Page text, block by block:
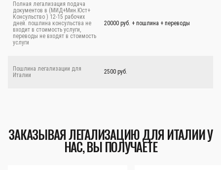
Полная легализация подача
документов в (МИД+Мин.Юст+
Консульство ) 12-15 рабочих
дней. пошлина консульства не
входит в стоимость услуги,
переводы не входят в стоимость
услуги
20000 руб. + пошлина + переводы
Пошлина легализации для
Италии
2500 руб.
ЗАКАЗЫВАЯ ЛЕГАЛИЗАЦИЮ ДЛЯ ИТАЛИИ У
НАС, ВЫ ПОЛУЧАЕТЕ